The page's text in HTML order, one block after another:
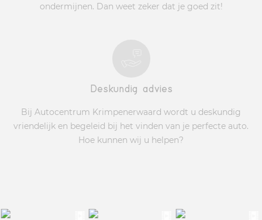
ondermijnen. Dan weet zeker dat je goed zit!
Deskundig advies
Bij Autocentrum Krimpenerwaard wordt u deskundig
vriendelijk en begeleid bij het vinden van je perfecte auto.
Hoe kunnen wij u helpen?